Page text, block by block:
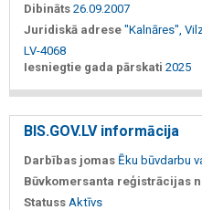
Dibināts 26.09.2007
Juridiskā adrese "Kalnāres",
LV-4068
Iesniegtie gada pārskati 2025
BIS.GOV.LV informācija
Darbības jomas Ēku būvdarbu
Būvkomersanta reģistrācijas
Statuss Aktīvs